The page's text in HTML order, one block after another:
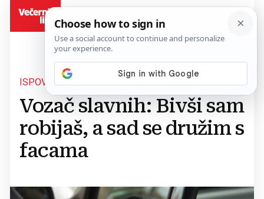
ISPOVIJEST IZ LIMUZINE
Vozač slavnih: Bivši sam
robijaš, a sad se družim s
facama